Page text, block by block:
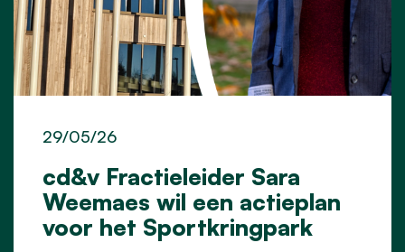
cd&v Fractieleider Sara
Weemaes wil een actieplan
voor het Sportkringpark
29/05/26